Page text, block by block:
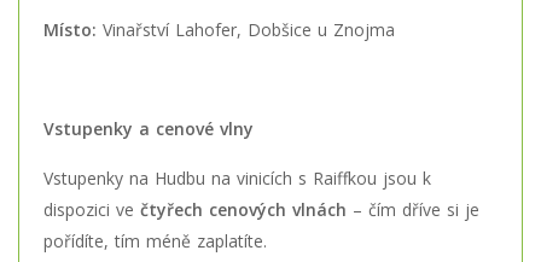
Místo: Vinařství Lahofer, Dobšice u Znojma
Vstupenky a cenové vlny
Vstupenky na Hudbu na vinicích s Raiffkou jsou k
dispozici ve čtyřech cenových vlnách – čím dříve si je
pořídíte, tím méně zaplatíte.